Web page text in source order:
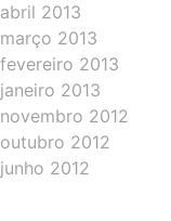
abril 2013
março 2013
fevereiro 2013
janeiro 2013
novembro 2012
outubro 2012
junho 2012